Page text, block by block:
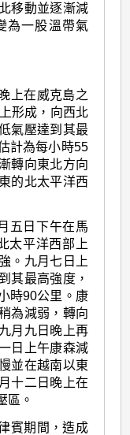
移動並逐漸減
為一股溫帶氣
上在威克島之
形成，向西北
氣壓達到其最
計為每小時55
轉向東北方向
的北太平洋西
五日下午在馬
太平洋西部上
。九月七日上
其最高強度，
時90公里。康
為減弱，轉向
月九日晚上再
日上午康森減
並在越南以東
十二日晚上在
區。
賓期間，造成